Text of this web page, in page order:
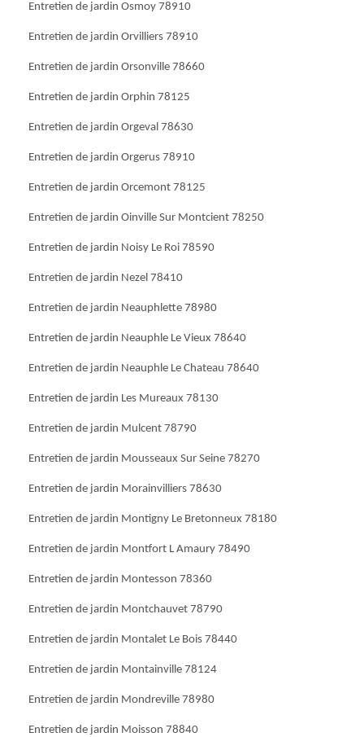
Entretien de jardin Osmoy 78910
Entretien de jardin Orvilliers 78910
Entretien de jardin Orsonville 78660
Entretien de jardin Orphin 78125
Entretien de jardin Orgeval 78630
Entretien de jardin Orgerus 78910
Entretien de jardin Orcemont 78125
Entretien de jardin Oinville Sur Montcient 78250
Entretien de jardin Noisy Le Roi 78590
Entretien de jardin Nezel 78410
Entretien de jardin Neauphlette 78980
Entretien de jardin Neauphle Le Vieux 78640
Entretien de jardin Neauphle Le Chateau 78640
Entretien de jardin Les Mureaux 78130
Entretien de jardin Mulcent 78790
Entretien de jardin Mousseaux Sur Seine 78270
Entretien de jardin Morainvilliers 78630
Entretien de jardin Montigny Le Bretonneux 78180
Entretien de jardin Montfort L Amaury 78490
Entretien de jardin Montesson 78360
Entretien de jardin Montchauvet 78790
Entretien de jardin Montalet Le Bois 78440
Entretien de jardin Montainville 78124
Entretien de jardin Mondreville 78980
Entretien de jardin Moisson 78840